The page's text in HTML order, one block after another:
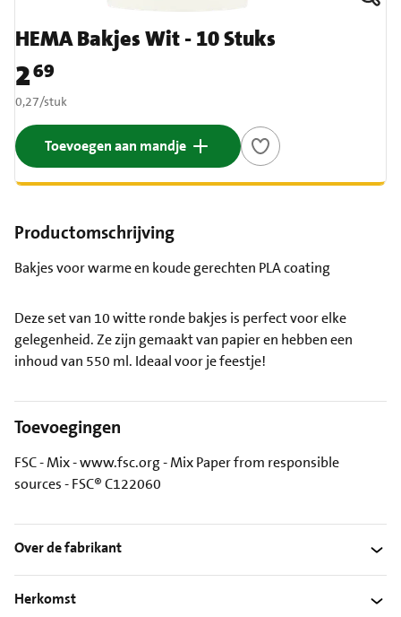
HEMA Bakjes Wit - 10 Stuks
Prijs: € 2,69
269
€ 0,27 per stuk
0,27/stuk
Toevoegen aan mandje
Productomschrijving
Bakjes voor warme en koude gerechten PLA coating
Deze set van 10 witte ronde bakjes is perfect voor elke
gelegenheid. Ze zijn gemaakt van papier en hebben een
inhoud van 550 ml. Ideaal voor je feestje!
Toevoegingen
FSC - Mix - www.fsc.org - Mix Paper from responsible
sources - FSC® C122060
Over de fabrikant
Herkomst